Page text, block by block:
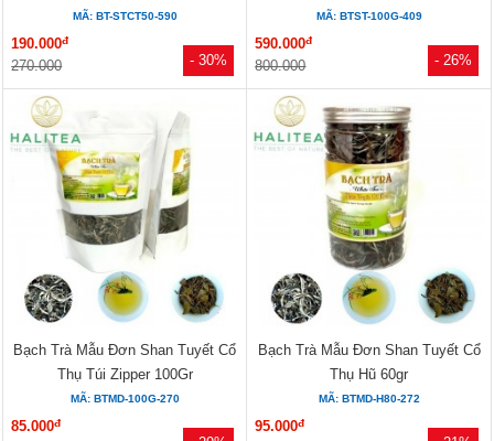
- 30%
MÃ: BT-STCT50-590
190.000đ
270.000 - 26%
MÃ: BTST-100G-409
590.000đ
800.000
Bạch Trà Mẫu Đơn Shan Tuyết Cổ
Thụ Túi Zipper 100Gr
MÃ: BTMD-100G-270
85.000đ
Bạch Trà Mẫu Đơn Shan Tuyết Cổ
Thụ Hũ 60gr
MÃ: BTMD-H80-272
95.000đ